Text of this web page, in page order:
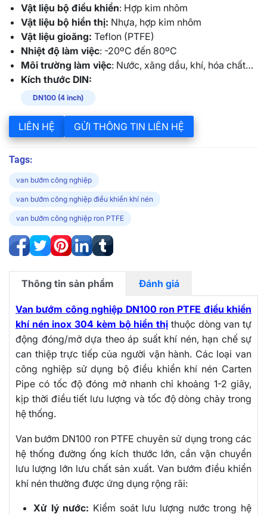
Vật liệu bộ điều khiển: Hợp kim nhôm
Vật liệu bộ hiển thị: Nhựa, hợp kim nhôm
Vật liệu gioăng: Teflon (PTFE)
Nhiệt độ làm việc: -20ºC đến 80ºC
Môi trường làm việc: Nước, xăng dầu, khí, hóa chất…
Kích thước DIN:
DN100 (4 inch)
LIÊN HỆ GỬI THÔNG TIN LIÊN HỆ
Tags:
van bướm công nghiệp
van bướm công nghiệp điều khiển khí nén
van bướm công nghiệp ron PTFE
Thông tin sản phẩm Đánh giá
Van bướm công nghiệp DN100 ron PTFE điều khiển
khí nén inox 304 kèm bộ hiển thị thuộc dòng van tự
động đóng/mở dựa theo áp suất khí nén, hạn chế sự
can thiệp trực tiếp của người vận hành. Các loại van
công nghiệp sử dụng bộ điều khiển khí nén Carten
Pipe có tốc độ đóng mở nhanh chỉ khoảng 1-2 giây,
kịp thời điều tiết lưu lượng và tốc độ dòng chảy trong
hệ thống.
Van bướm DN100 ron PTFE chuyên sử dụng trong các
hệ thống đường ống kích thước lớn, cần vận chuyển
lưu lượng lớn lưu chất sản xuất. Van bướm điều khiển
khí nén thường được ứng dụng rộng rãi:
Xử lý nước: Kiểm soát lưu lượng nước trong hệ